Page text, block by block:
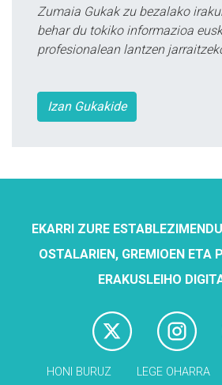
Zumaia Gukak zu bezalako
behar du tokiko informazioa
profesionalean lantzen
Izan Gukakide
EKARRI ZURE
OSTALARIEN, GREMIOEN ETA
ERAKUSLEIHO
HONI BURUZ LEGE OHARRA